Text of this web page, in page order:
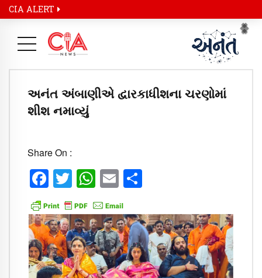
CIA ALERT
અનંત અંબાણીએ દ્વારકાધીશના ચરણોમાં
શીશ નમાવ્યું
Share On :
Facebook
Twitter
WhatsApp
Email